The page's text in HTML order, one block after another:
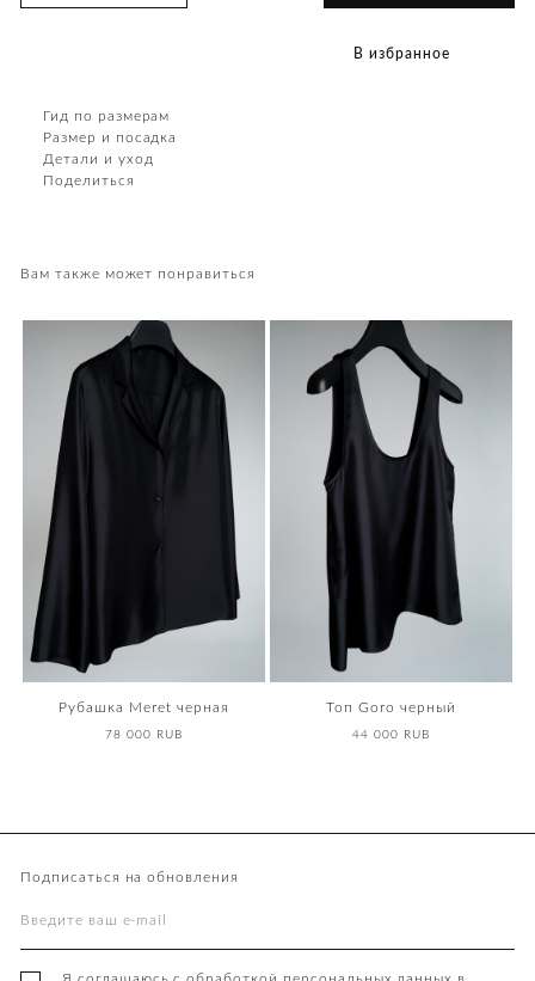
В избранное
Гид по размерам
Размер и посадка
Детали и уход
Поделиться
Вам также может понравиться
Рубашка Meret черная
78 000 RUB
Топ Goro черный
44 000 RUB
Подписаться на обновления